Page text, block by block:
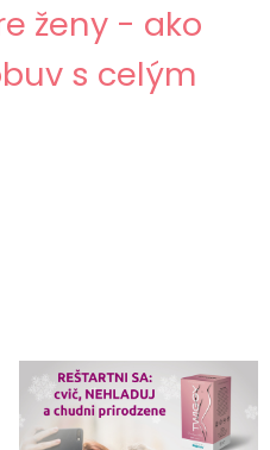
ženy - ako
s celým